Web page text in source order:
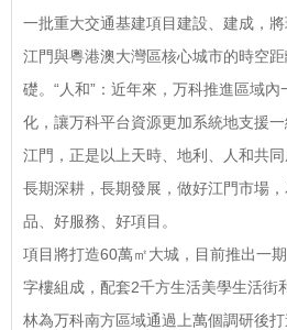
一批重大交通基建項目建設、建成，
江門與粵港澳大灣區核心城市的時空
礎。“人和”：近年來，万科推進區域
化，讓万科平台資源更加系統地支援
江門，正是以上天時、地利、人和共
長期深耕，長期發展，做好江門市場
品、好服務、好項目。
項目將打造60萬㎡大城，目前推出一
字樓組成，配套2千方生活美學生活街
林為万科南方區域通過上萬個調研後